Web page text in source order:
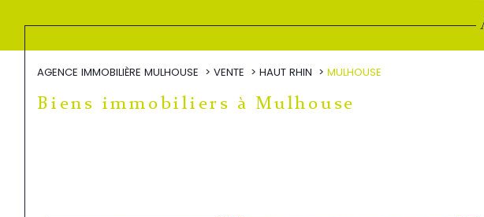
AGENCE IMMOBILIÈRE MULHOUSE VENTE HAUT RHIN MULHOUSE
Biens immobiliers à Mulhouse